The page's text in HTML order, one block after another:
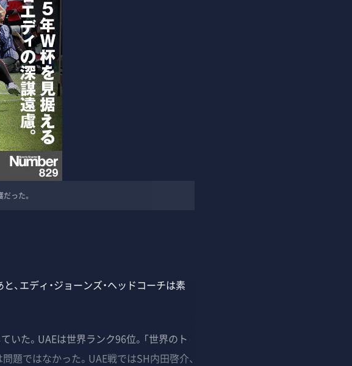
った。
、エディ・ジョーンズ・ヘッドコーチは素
た。UAEは世界ランク96位。「世界のト
題ではなかった。UAE戦ではSH内田啓介、